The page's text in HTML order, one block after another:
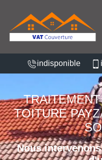
indisponible
TOITURE
Nous